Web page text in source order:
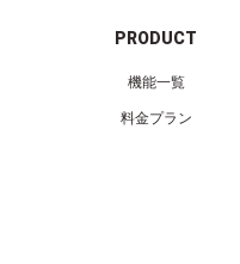
PRODUCT
機能一覧
料金プラン